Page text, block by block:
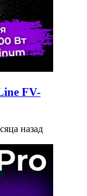
FV-
назад